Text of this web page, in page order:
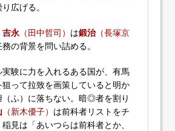
広げる。
吉永 （田中哲司） は鍛治（長塚京
の背景を問い詰める。
験に力を入れるある国が、有馬
って拉致を画策していると明か
ふ）に落ちない。暗◎者を割り
（新木優子） は前科者リストをチ
見は「あいつらは前科者とか、